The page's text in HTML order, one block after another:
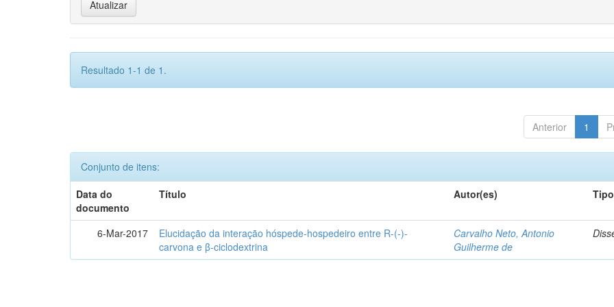
Resultado 1-1 de 1.
Anterior 1
Conjunto de itens:
Data do
documento
Título Autor(es) Tipo
6-Mar-2017
Elucidação da interação hóspede-hospedeiro entre R-(-)-
carvona e β-ciclodextrina
Carvalho Neto, Antonio
Guilherme de